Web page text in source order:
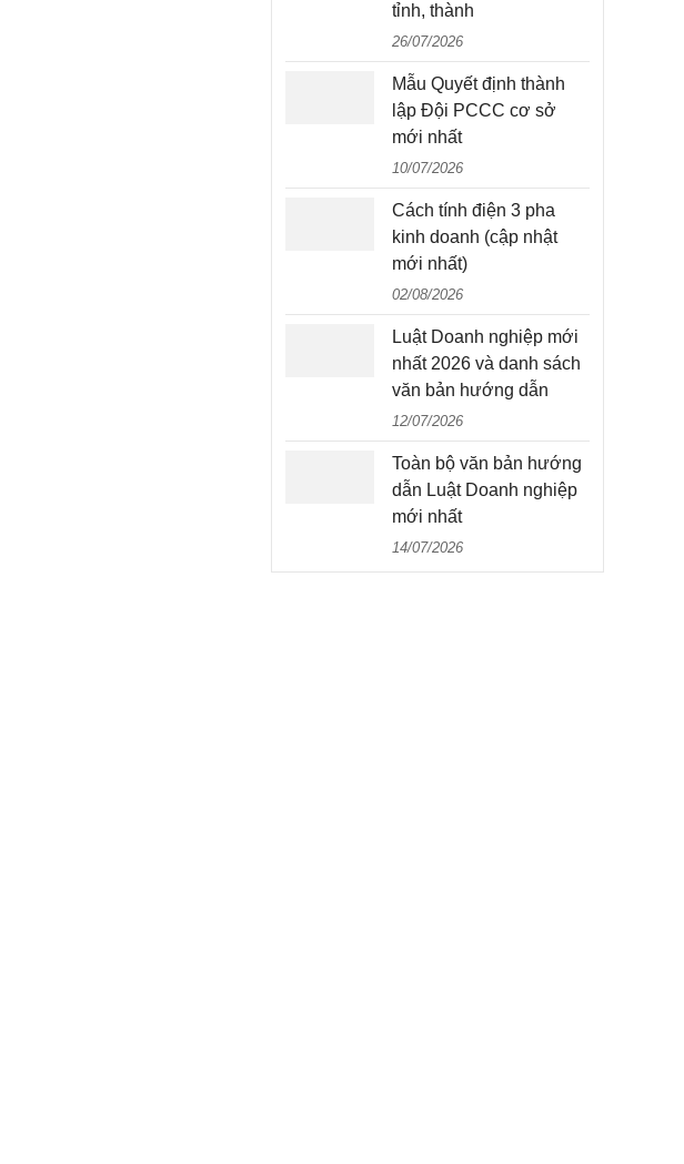
tỉnh, thành
26/07/2026
Mẫu Quyết định thành
lập Đội PCCC cơ sở
mới nhất
10/07/2026
Cách tính điện 3 pha
kinh doanh (cập nhật
mới nhất)
02/08/2026
Luật Doanh nghiệp mới
nhất 2026 và danh sách
văn bản hướng dẫn
12/07/2026
Toàn bộ văn bản hướng
dẫn Luật Doanh nghiệp
mới nhất
14/07/2026